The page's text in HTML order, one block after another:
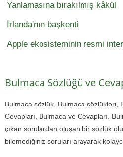
Yanlamasına bırakılmış kâkül
İrlanda'nın başkenti
Apple ekosisteminin resmi
Bulmaca Sözlüğü ve
Bulmaca sözlük, Bulmaca sözlükleri,
Cevapları, Bulmaca ve Cevapları.
çıkan sorulardan oluşan bir sözlük
bilemediğiniz soruları arayarak